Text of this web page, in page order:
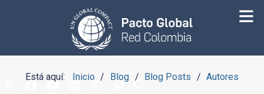
Está aquí: Inicio Blog Blog Posts Autores